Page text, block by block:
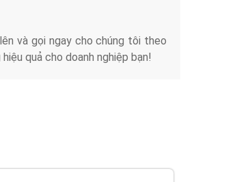
và gọi ngay cho chúng tôi theo
quả cho doanh nghiệp bạn!